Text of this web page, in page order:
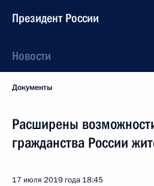
Президент России
Новости
Документы
Расширены
гражданства России
17 июля 2019 года 18:45